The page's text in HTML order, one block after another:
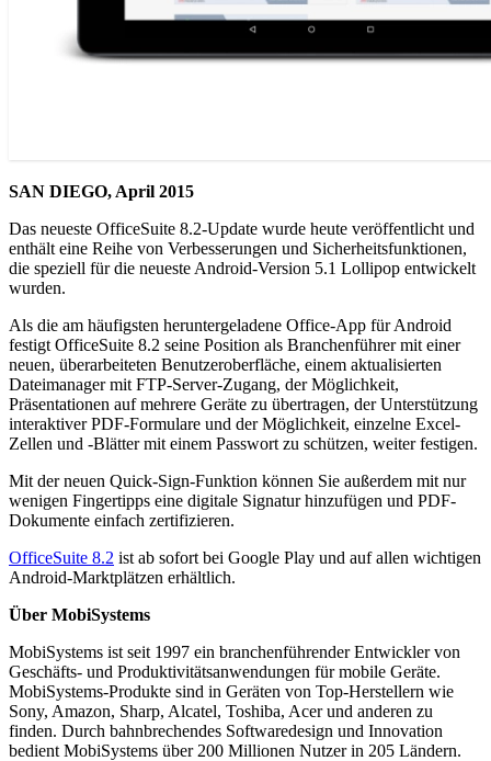
SAN DIEGO, April 2015
Das neueste OfficeSuite 8.2-Update wurde heute veröffentlicht und
enthält eine Reihe von Verbesserungen und Sicherheitsfunktionen,
die speziell für die neueste Android-Version 5.1 Lollipop entwickelt
wurden.
Als die am häufigsten heruntergeladene Office-App für Android
festigt OfficeSuite 8.2 seine Position als Branchenführer mit einer
neuen, überarbeiteten Benutzeroberfläche, einem aktualisierten
Dateimanager mit FTP-Server-Zugang, der Möglichkeit,
Präsentationen auf mehrere Geräte zu übertragen, der Unterstützung
interaktiver PDF-Formulare und der Möglichkeit, einzelne Excel-
Zellen und -Blätter mit einem Passwort zu schützen, weiter festigen.
Mit der neuen Quick-Sign-Funktion können Sie außerdem mit nur
wenigen Fingertipps eine digitale Signatur hinzufügen und PDF-
Dokumente einfach zertifizieren.
OfficeSuite 8.2 ist ab sofort bei Google Play und auf allen wichtigen
Android-Marktplätzen erhältlich.
Über MobiSystems
MobiSystems ist seit 1997 ein branchenführender Entwickler von
Geschäfts- und Produktivitätsanwendungen für mobile Geräte.
MobiSystems-Produkte sind in Geräten von Top-Herstellern wie
Sony, Amazon, Sharp, Alcatel, Toshiba, Acer und anderen zu
finden. Durch bahnbrechendes Softwaredesign und Innovation
bedient MobiSystems über 200 Millionen Nutzer in 205 Ländern.